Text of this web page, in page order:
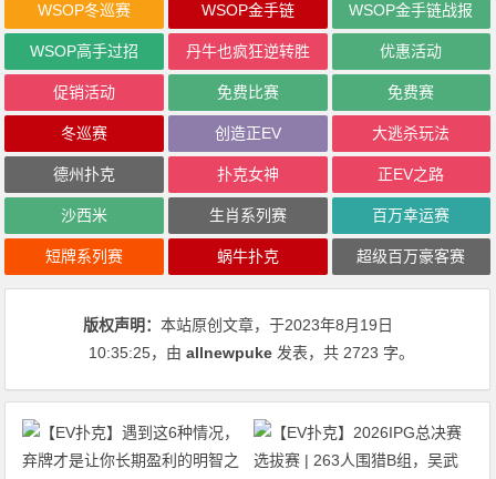
WSOP冬巡赛 WSOP金手链 WSOP金手链战报
WSOP高手过招 丹牛也疯狂逆转胜 优惠活动
促销活动 免费比赛 免费赛
冬巡赛 创造正EV 大逃杀玩法
德州扑克 扑克女神 正EV之路
沙西米 生肖系列赛 百万幸运赛
短牌系列赛 蜗牛扑克 超级百万豪客赛
版权声明：本站原创文章，于2023年8月19日
10:35:25，由allnewpuke 发表，共 2723 字。